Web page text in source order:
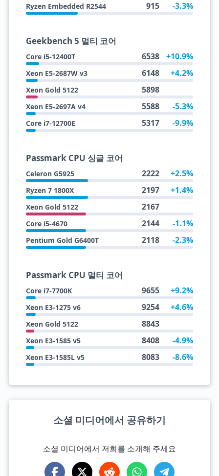
Ryzen Embedded R2544 915 -3.3%
Geekbench 5 멀티 코어
Core i5-12400T 6538 +10.9%
Xeon E5-2687W v3 6148 +4.2%
Xeon Gold 5122 5898
Xeon E5-2697A v4 5588 -5.3%
Core i7-12700E 5317 -9.9%
Passmark CPU 싱글 코어
Celeron G5925 2222 +2.5%
Ryzen 7 1800X 2197 +1.4%
Xeon Gold 5122 2167
Core i5-4670 2144 -1.1%
Pentium Gold G6400T 2118 -2.3%
Passmark CPU 멀티 코어
Core i7-7700K 9655 +9.2%
Xeon E3-1275 v6 9254 +4.6%
Xeon Gold 5122 8843
Xeon E3-1585 v5 8408 -4.9%
Xeon E3-1585L v5 8083 -8.6%
소셜 미디어에서 공유하기
소셜 미디어에서 저희를 소개해 주세요